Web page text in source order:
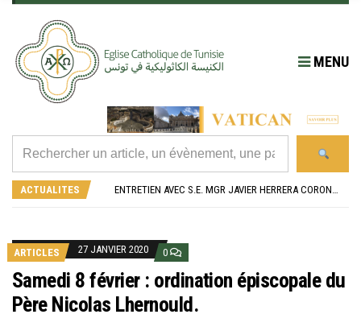
MENU
ACTUALITES
L’ÉCOLE JEANNE D’ARC CÉLÈBRE SES NOUVEAUX BACHELIERS : UNE TRADITION QUI RASSEMBLE
ENTRETIEN AVEC S.E. MGR JAVIER HERRERA CORONA, NONCE APOSTOLIQUE EN ALGÉRIE ET EN TUNISIE
ARTICLES 27 JANVIER 2020 0
Samedi 8 février : ordination épiscopale du
Père Nicolas Lhernould.